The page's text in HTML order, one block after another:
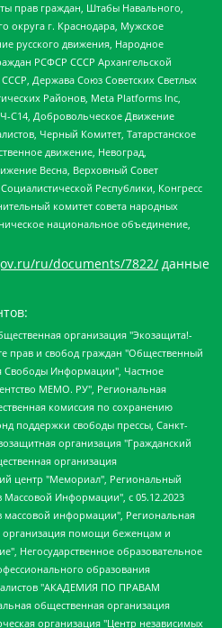
прав граждан, Штабы Навального,
округа г. Краснодара, Мужское
русского движения, Народное
РСФСР СССР Архангельской
Держава Союз Советских Светлых
Районов, Meta Platforms Inc,
С14, Добровольческое Движение
Черный Комитет, Татарстанское
движение, Невоград,
Весна, Верховный Совет
Республики, Конгресс
комитет совета народных
национальное объединение,
ru/documents/7822/ данные
Валерьевич, Ивановская областная общественная организация "Центр гендерных исследований", Гурман Юрий Альбертович, Медиапроект "ОВД-Инфо", Егоров Владимир Владимирович, Жилинский Владимир Александрович, Общество с ограниченной ответственностью "ЗП", Иванова София Юрьевна, Карезина Инна Павловна, Кильтау Екатерина Викторовна, Петров Алексей Викторович, Пискунов Сергей Евгеньевич, Смирнов Сергей Сергеевич, Тихонов Михаил Сергеевич, Общество с ограниченной ответственностью "ЖУРНАЛИСТ-ИНОСТРАННЫЙ АГЕНТ", Арапова Галина Юрьевна, Вольтская Татьяна Анатольевна, Американская компания "Mason G.E.S. Anonymous Foundation" (США), являющаяся владельцем интернет-издания https://mnews.world/, Компания "Stichting Bellingcat", зарегистрированная в Нидерландах (дата регистрации 11.07.2018), Захаров Андрей Вячеславович, Клепиковская Екатерина Дмитриевна, Общество с ограниченной ответственностью "МЕМО", Перл Роман Александрович, Симонов Евгений Алексеевич, Соловьева Елена Анатольевна, Сотников Даниил Владимирович, Сурначева Елизавета Дмитриевна, Автономная некоммерческая организация по защите прав человека и информированию населения "Якутия – Наше Мнение", Общество с ограниченной ответственностью "Москоу диджитал медиа", с 26.01.2023 Общество с ограниченной ответственностью "Чайка Белые сады", Ветошкина Валерия Валерьевна, Заговора Максим Александрович, Межрегиональное общественное движение "Российская ЛГБТ - сеть", Оленичев Максим Владимирович, Павлов Иван Юрьевич, Скворцова Елена Сергеевна, Общество с ограниченной ответственностью "Как бы инагент", Кочетков Игорь Викторович, Общество с ограниченной ответственностью "Честные выборы", Еланчик Олег Александрович, Общество с ограниченной ответственностью "Нобелевский призыв", Гималова Регина Эмилевна, Григорьев Андрей Валерьевич, Григорьева Алина Александровна, Ассоциация по содействию защите прав призывников, альтернативнослужащих и военнослужащих "Правозащитная группа "Гражданин.Армия.Право", Хисамова Регина Фаритовна, Автономная некоммерческая организация по реализации социально-правовых программ "Лилит", Дальневосточное общественное движение "Маяк", Санкт-Петербургская ЛГБТ-инициативная группа "Выход", Инициативная группа ЛГБТ+ "Реверс", Алексеев Андрей Викторович, Бекбулатова Таисия Львовна, Беляев Иван Михайлович, Владыкина Елена Сергеевна, Гельман Марат Александрович, Никульшина Вероника Юрьевна, Толоконникова Надежда Андреевна, Шендерович Виктор Анатольевич, Общество с ограниченной ответственностью "Данное сообщение", Общество с ограниченной ответственностью Издательский дом "Новая глава", Айнбиндер Александра Александровна, Московский комьюнити-центр для ЛГБТ+инициатив, Благотворительный фонд развития филантропии, Deutsche Welle (Германия, Kurt-Schumacher-Strasse 3, 53113 Bonn), Борзунова Мария Михайловна, Воробьев Виктор Викторович, Голубева Анна Львовна, Константинова Алла Михайловна, Малкова Ирина Владимировна, Мурадов Мурад Абдулгалимович, Осетинская Елизавета Николаевна, Понасенков Евгений Николаевич, Ганапольский Матвей Юрьевич, Киселев Евгений Алексеевич, Борухович Ирина Григорьевна, Дремин Иван Тимофеевич, Дубровский Дмитрий Викторович, Красноярская региональная общественная организация поддержки и развития альтернативных образовательных технологий и межкультурных коммуникаций "ИНТЕРРА", Маяковская Екатерина Алексеевна, Фейгин Марк Захарович, Филимонов Андрей Викторович, Дзугкоева Регина Николаевна, Доброхотов Роман Александрович, Дудь Юрий Александрович, Елкин Сергей Владимирович, Кругликов Кирилл Игоревич, Сабунаева Мария Леонидовна, Семенов Алексей Владимирович, Шаинян Карен Багратович, Шульман Екатерина Михайловна, Асафьев Артур Валерьевич, Вахштайн Виктор Семенович, Венедиктов Алексей Алексеевич, Лушникова Екатерина Евгеньевна, Волков Леонид Михайлович, Невзоров Александр Глебович, Пархоменко Сергей Борисович, Сироткин Ярослав Николаевич, Кара-Мурза Владимир Владимирович, Баранова Наталья Владимировна, Гозман Леонид Яковлевич, Кагарлицкий Борис Юльевич, Климарев Михаил Валерьевич, Милов Владимир Станиславович, Автономная некоммерческая организация Краснодарский центр современного искусства "Типография", Моргенштерн Алишер Тагирович, Соболь Любовь Эдуардовна, Общество с ограниченной ответственностью "ЛИЗА НОРМ", Каспаров Гарри Кимович, Ходорковский Михаил Борисович, Общество с ограниченной ответственностью "Апрельские тезисы", Данилович Ирина Брониславовна, Кашин Олег Владимирович, Петров Николай Владимирович, Пивоваров Алексей Владимирович, Соколов Михаил Владимирович, Цветкова Юлия Владимировна, Чичваркин Евгений Александрович, Комитет против пыток/Команда против пыток, Общество с ограниченной ответственностью "Первый научный", Общество с ограниченной ответственностью "Вертолет и ко", Белоцерковская Вероника Борисовна, Кац Максим Евгеньевич, Лазарева Татьяна Юрьевна, Шаведдинов Руслан Табризович, Яшин Илья Валерьевич, Общество с ограниченной ответственностью "Иноагент ААВ", Алешковский Дмитрий Петрович, Альбац Евгения Марковна, Быков Дмитрий Львович, Галямина Юлия Евгеньевна, Лойко Сергей Леонидович, Мартынов Кирилл Константинович, Медведев Сергей Александрович, Крашенинников Федор Геннадиевич, Гордеева Катерина Вл